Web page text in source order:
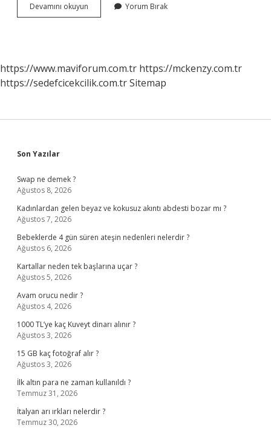
Devamını okuyun Yüreğini
Kaldırmak
Yorum Bırak
https://www.maviforum.com.tr https://mckenzy.com.tr
https://sedefcicekcilik.com.trSitemap
Sidebar
Son Yazılar
Swap ne demek ?
Ağustos 8, 2026
Kadınlardan gelen beyaz ve kokusuz akıntı abdesti bozar mı ?
Ağustos 7, 2026
Bebeklerde 4 gün süren ateşin nedenleri nelerdir ?
Ağustos 6, 2026
Kartallar neden tek başlarına uçar ?
Ağustos 5, 2026
Avam orucu nedir ?
Ağustos 4, 2026
1000 TL’ye kaç Kuveyt dinarı alınır ?
Ağustos 3, 2026
15 GB kaç fotoğraf alır ?
Ağustos 3, 2026
İlk altın para ne zaman kullanıldı ?
Temmuz 31, 2026
İtalyan arı ırkları nelerdir ?
Temmuz 30, 2026